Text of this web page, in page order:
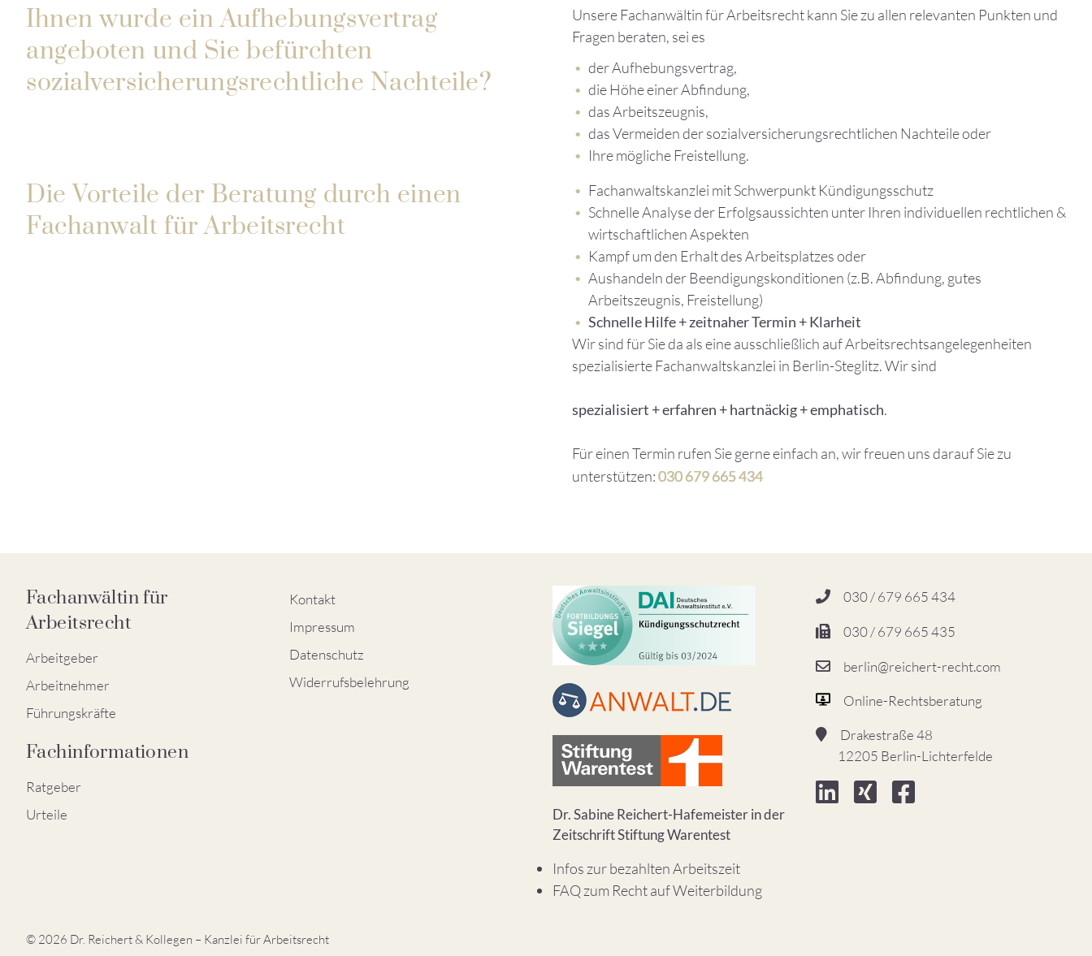
Ihnen wurde ein Aufhebungsvertrag
angeboten und Sie befürchten
sozialversicherungsrechtliche Nachteile?
Unsere Fachanwältin für Arbeitsrecht kann Sie zu allen relevanten Punkten und
Fragen beraten, sei es
der Aufhebungsvertrag,
die Höhe einer Abfindung,
das Arbeitszeugnis,
das Vermeiden der sozialversicherungsrechtlichen Nachteile oder
Ihre mögliche Freistellung.
Die Vorteile der Beratung durch einen
Fachanwalt für Arbeitsrecht
Fachanwaltskanzlei mit Schwerpunkt Kündigungsschutz
Schnelle Analyse der Erfolgsaussichten unter Ihren individuellen rechtlichen &
wirtschaftlichen Aspekten
Kampf um den Erhalt des Arbeitsplatzes oder
Aushandeln der Beendigungskonditionen (z.B. Abfindung, gutes
Arbeitszeugnis, Freistellung)
Schnelle Hilfe + zeitnaher Termin + Klarheit
Wir sind für Sie da als eine ausschließlich auf Arbeitsrechtsangelegenheiten
spezialisierte Fachanwaltskanzlei in Berlin-Steglitz. Wir sind
spezialisiert + erfahren + hartnäckig + emphatisch.
Für einen Termin rufen Sie gerne einfach an, wir freuen uns darauf Sie zu
unterstützen:030 679 665 434
Fachanwältin für
Arbeitsrecht
Arbeitgeber
Arbeitnehmer
Führungskräfte
Fachinformationen
Ratgeber
Urteile
Kontakt
Impressum
Datenschutz
Widerrufsbelehrung
Dr. Sabine Reichert-Hafemeister in der
Zeitschrift Stiftung Warentest
Infos zur bezahlten Arbeitszeit
FAQ zum Recht auf Weiterbildung
030 / 679 665 434
030 / 679 665 435
berlin@reichert-recht.com
Online-Rechtsberatung
Drakestraße 48
12205 Berlin-Lichterfelde
© 2026 Dr. Reichert & Kollegen – Kanzlei für Arbeitsrecht